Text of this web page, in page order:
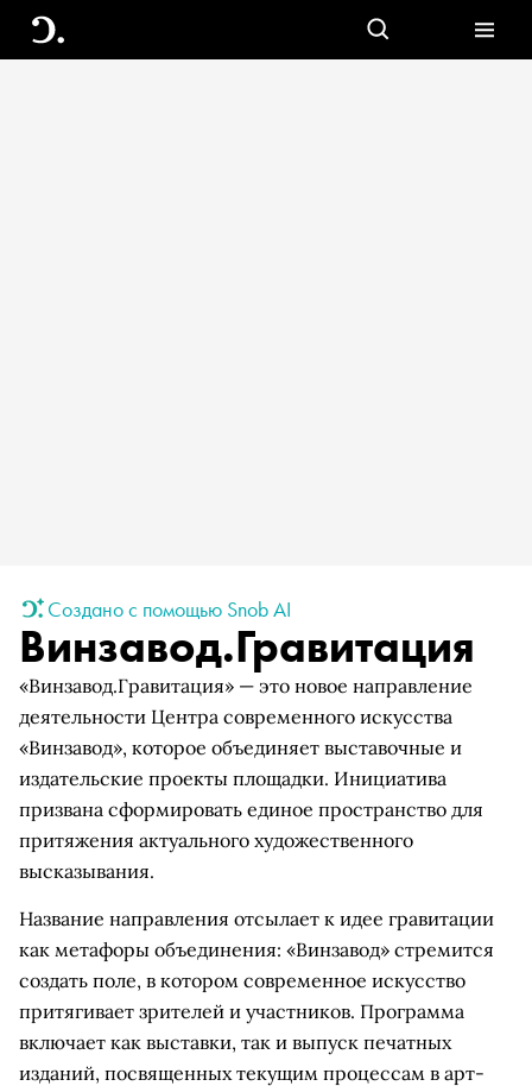
Создано с помощью Snob AI
Винзавод.Гравитация
«Винзавод.Гравитация» — это новое направление
деятельности Центра современного искусства
«Винзавод», которое объединяет выставочные и
издательские проекты площадки. Инициатива
призвана сформировать единое пространство для
притяжения актуального художественного
высказывания.
Название направления отсылает к идее гравитации
как метафоры объединения: «Винзавод» стремится
создать поле, в котором современное искусство
притягивает зрителей и участников. Программа
включает как выставки, так и выпуск печатных
изданий, посвященных текущим процессам в арт-